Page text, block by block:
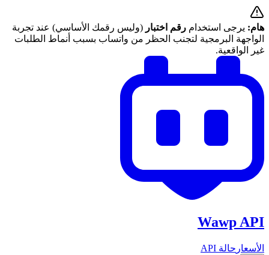
هام: يرجى استخدام رقم اختبار (وليس رقمك الأساسي) عند تجربة
الواجهة البرمجية لتجنب الحظر من واتساب بسبب أنماط الطلبات
غير الواقعية.
Wawp API
الأسعار حالة API